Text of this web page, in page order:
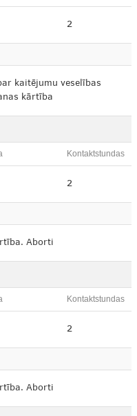
2
kaitējumu veselības
kārtība
Kontaktstundas
2
Aborti
Kontaktstundas
2
Aborti